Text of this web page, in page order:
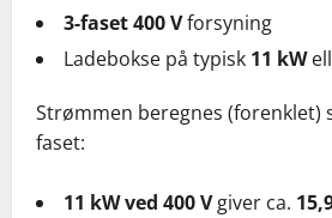
3-faset 400 Vforsyning
Ladebokse på typisk 11 kW
Strømmen beregnes (forenklet)
faset:
11 kW ved 400 Vgiver ca.